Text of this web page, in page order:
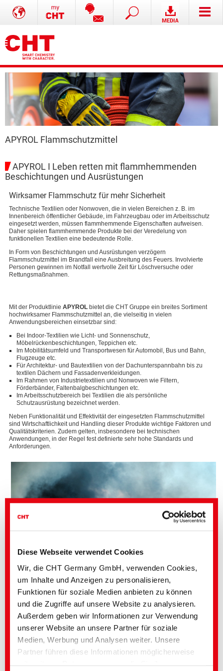
Diese Webseite verwendet Cookies
Wir, die CHT Germany GmbH, verwenden Cookies,
um Inhalte und Anzeigen zu personalisieren,
Funktionen für soziale Medien anbieten zu können
und die Zugriffe auf unsere Website zu analysieren.
Außerdem geben wir Informationen zur Verwendung
unserer Website an unsere Partner für soziale
Medien, Werbung und Analysen weiter. Unsere
Partner führen diese Informationen möglicherweise
APYROL Flammschutzmittel
APYROL I Leben retten mit flammhemmenden
Beschichtungen und Ausrüstungen
Wirksamer Flammschutz für mehr Sicherheit
Technische Textilien oder Nonwoven, die in vielen Bereichen z. B. im
Innenbereich öffentlicher Gebäude, im Fahrzeugbau oder im Arbeitsschutz
eingesetzt werden, müssen flammhemmende Eigenschaften aufweisen.
Daher spielen flammhemmende Produkte bei der Veredelung von
funktionellen Textilien eine bedeutende Rolle.
In Form von Beschichtungen und Ausrüstungen verzögern
Flammschutzmittel im Brandfall eine Ausbreitung des Feuers. Involvierte
Personen gewinnen im Notfall wertvolle Zeit für Löschversuche oder
Rettungsmaßnahmen.
Mit der Produktlinie APYROL bietet die CHT Gruppe ein breites Sortiment
hochwirksamer Flammschutzmittel an, die vielseitig in vielen
Anwendungsbereichen einsetzbar sind:
Bei Indoor-Textilien wie Licht- und Sonnenschutz,
Möbelrückenbeschichtungen, Teppichen etc.
Im Mobilitätsumfeld und Transportwesen für Automobil, Bus und Bahn,
Flugzeuge etc.
Für Architektur- und Bautextilien von der Dachunterspannbahn bis zu
textilen Dächern und Fassadenverkleidungen.
Im Rahmen von Industrietextilien und Nonwoven wie Filtern,
Förderbänder, Faltenbalgbeschichtungen etc.
Im Arbeitsschutzbereich bei Textilien die als persönliche
Schutzausrüstung bezeichnet werden.
Neben Funktionalität und Effektivität der eingesetzten Flammschutzmittel
sind Wirtschaftlichkeit und Handling dieser Produkte wichtige Faktoren und
Qualitätskriterien. Zudem gelten, insbesondere bei technischen
Anwendungen, in der Regel fest definierte sehr hohe Standards und
Anforderungen.
Die CHT Gruppe bietet neben den klassischen antimon- bzw.
halogenhaltigen Produkten, einen stetig wachsenden Anteil an